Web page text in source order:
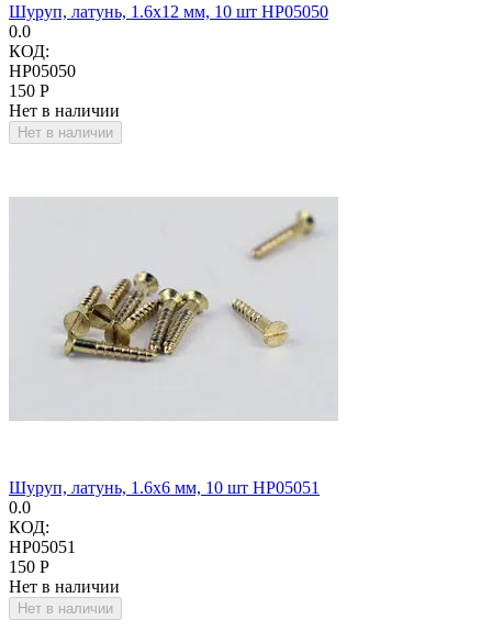
Шуруп, латунь, 1.6х12 мм, 10 шт HP05050
0.0
КОД:
HP05050
‍150‍ Р
Нет в наличии
Нет в наличии
Шуруп, латунь, 1.6х6 мм, 10 шт HP05051
0.0
КОД:
HP05051
‍150‍ Р
Нет в наличии
Нет в наличии